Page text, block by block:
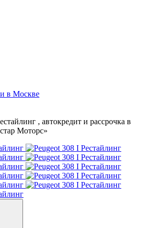
в Москве
, автокредит и рассрочка в
Моторс»